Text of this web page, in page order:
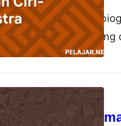
Autobiografi adalah
kehidupan pribadi yang
Penyebaran